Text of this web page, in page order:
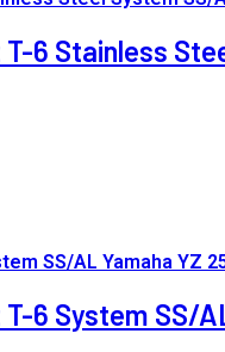
6 Stainless
6 System SS/